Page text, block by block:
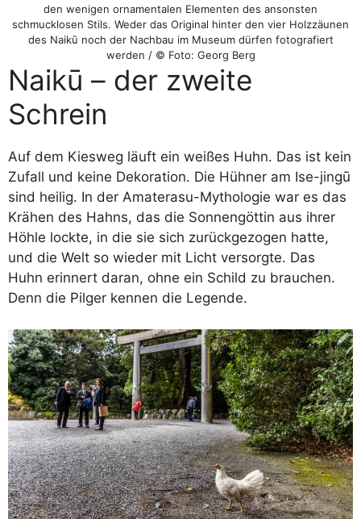
den wenigen ornamentalen Elementen des ansonsten
schmucklosen Stils. Weder das Original hinter den vier Holzzäunen
des Naikū noch der Nachbau im Museum dürfen fotografiert
werden / © Foto: Georg Berg
Naikū – der zweite
Schrein
Auf dem Kiesweg läuft ein weißes Huhn. Das ist kein
Zufall und keine Dekoration. Die Hühner am Ise-jingū
sind heilig. In der Amaterasu-Mythologie war es das
Krähen des Hahns, das die Sonnengöttin aus ihrer
Höhle lockte, in die sie sich zurückgezogen hatte,
und die Welt so wieder mit Licht versorgte. Das
Huhn erinnert daran, ohne ein Schild zu brauchen.
Denn die Pilger kennen die Legende.